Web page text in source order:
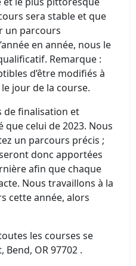
sera stable et que
un parcours
en année, nous le
Remarque :
d’être modifiés à
jour de la course.
de finalisation et
celui de 2023. Nous
un parcours précis ;
donc apportées
afin que chaque
Nous travaillons à la
cette année, alors
les courses se
OR 97702 .